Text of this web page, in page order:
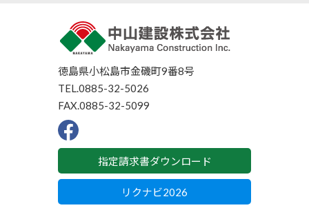
徳島県小松島市金磯町9番8号
TEL.0885-32-5026
FAX.0885-32-5099
F
a
b
o
k
指定請求書ダウンロード
リクナビ2026